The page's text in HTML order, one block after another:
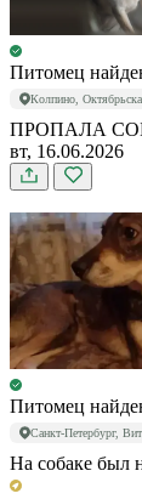
Питомец
Колпино,
ПРОПАЛА
вт, 16.06.2026
Питомец
Санкт-Петербург,
На собаке был